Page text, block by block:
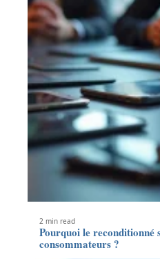
2 min read
Pourquoi le reconditionné
consommateurs ?